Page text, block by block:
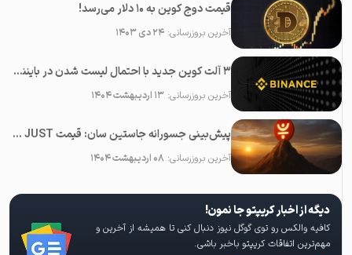
قیمت دوج کوین به ۱۰ دلار می‌رسد!
آخرین بروزرسانی:۲۴ دی ۱۴۰۳
۳ آلت کوین جدید با احتمال لیست شدن در بایننس در ماه می ۲۰۲۵
آخرین بروزرسانی:۱۳ اردیبهشت ۱۴۰۴
پیش‌بینی جسورانه جاستین سان: قیمت JUST در آینده نزدیک ۱۰۰ برابر خواهد شد!
آخرین بروزرسانی:۰۸ اردیبهشت ۱۴۰۴
دیگه از اخبار کریپتو جا نمون!
کافیه والکس رو توی گوگل نیوز دنبال کنی تا همیشه از آخرین و
مهم‌ترین اتفاقات کریپتو باخبر باشی.